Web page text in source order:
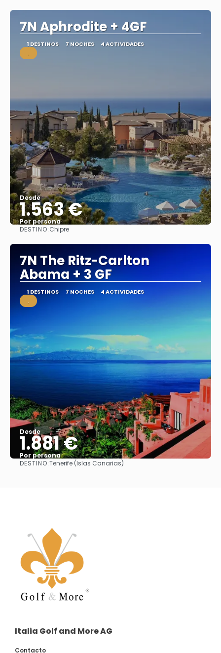
7N Aphrodite + 4GF
1 DESTINOS 7 NOCHES 4 ACTIVIDADES
.
Desde
1.563 €
Por persona
DESTINO:Chipre
7N The Ritz-Carlton
Abama + 3 GF
1 DESTINOS 7 NOCHES 4 ACTIVIDADES
.
Desde
1.881 €
Por persona
Ver
DESTINO:Tenerife (Islas Canarias)
Italia Golf and More AG
Contacto